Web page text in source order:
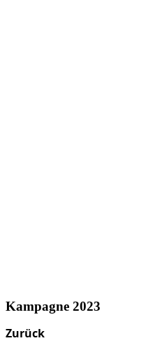
Kampagne 2023
Zurück